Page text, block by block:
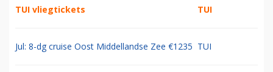
TUI vliegtickets TUI
Jul: 8-dg cruise Oost Middellandse Zee €1235 TUI